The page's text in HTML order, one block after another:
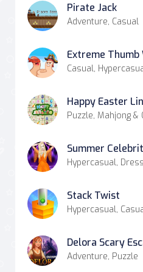
Pirate Jack
Adventure, Casual
Extreme Thumb
Casual,
Happy Easter
Puzzle, Mahjong &
Summer
Hypercasual,
Stack Twist
Hypercasual,
Adventure, Puzzle